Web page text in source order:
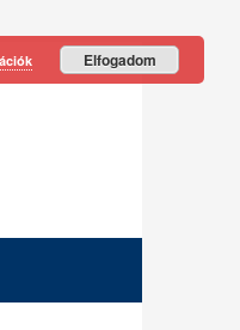
Elfogadom